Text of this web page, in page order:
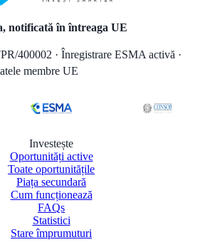
notificată în întreaga UE
400002 · Înregistrare ESMA activă ·
membre UE
Investește
Oportunități active
Toate oportunitățile
Piața secundară
Cum funcționează
FAQs
Statistici
Stare împrumuturi